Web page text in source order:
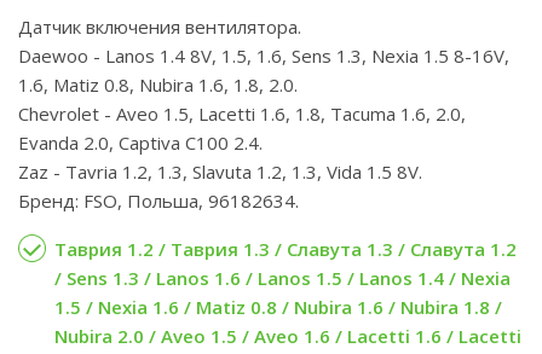
Датчик включения вентилятора.
Daewoo - Lanos 1.4 8V, 1.5, 1.6, Sens 1.3, Nexia 1.5 8-16V,
1.6, Matiz 0.8, Nubira 1.6, 1.8, 2.0.
Chevrolet - Aveo 1.5, Lacetti 1.6, 1.8, Tacuma 1.6, 2.0,
Evanda 2.0, Captiva C100 2.4.
Zaz - Tavria 1.2, 1.3, Slavuta 1.2, 1.3, Vida 1.5 8V.
Бренд: FSO, Польша, 96182634.
Таврия 1.2 / Таврия 1.3 / Славута 1.3 / Славута 1.2
/ Sens 1.3 / Lanos 1.6 / Lanos 1.5 / Lanos 1.4 / Nexia
1.5 / Nexia 1.6 / Matiz 0.8 / Nubira 1.6 / Nubira 1.8 /
Nubira 2.0 / Aveo 1.5 / Aveo 1.6 / Lacetti 1.6 / Lacetti